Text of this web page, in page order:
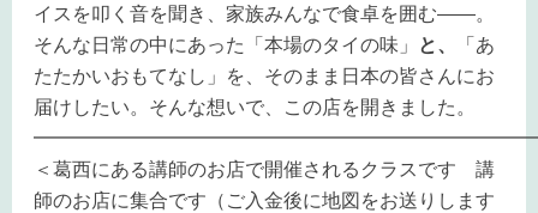
イスを叩く音を聞き、家族みんなで食卓を囲む――。
そんな日常の中にあった「本場のタイの味」
と、
「あ
たたかいおもてなし」を、そのまま日本の皆さんにお
届けしたい。そんな想いで、この店を開きました。
＜葛西にある講師のお店で開催されるクラスです 講
師のお店に集合です（ご入金後に地図をお送りします